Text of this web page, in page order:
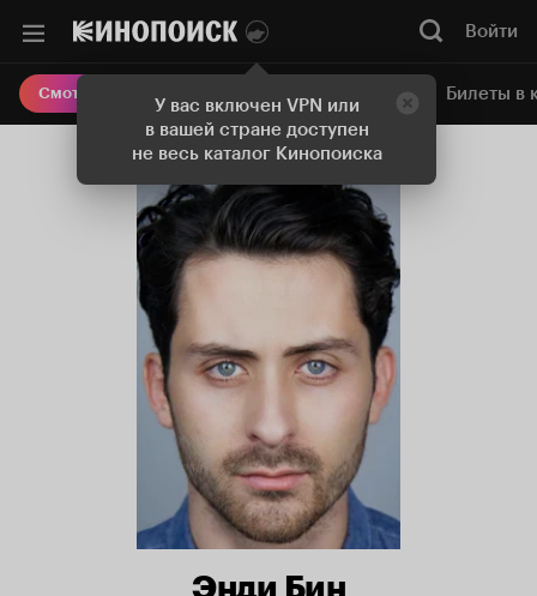
У вас включен VPN или
в вашей стране доступен
не весь каталог Кинопоиска
Войти
Смотреть кино Онлайн-кинотеатр Билеты в
Энди Бин